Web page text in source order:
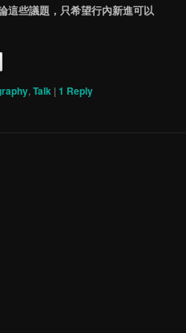
這些議題，只希望行內新進可以
,Talk |1 Reply